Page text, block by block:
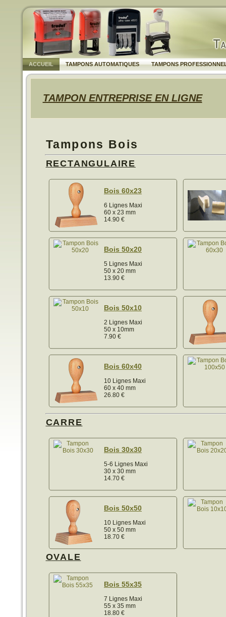
ACCUEIL TAMPONS AUTOMATIQUES TAMPONS
TAMPON ENTREPRISE EN LIGNE
Tampons Bois
RECTANGULAIRE
Bois 60x23
6 Lignes Maxi
60 x 23 mm
14.90 €
Bois 50x20
5 Lignes Maxi
50 x 20 mm
13.90 €
Bois 50x10
2 Lignes Maxi
50 x 10mm
7.90 €
Bois 60x40
10 Lignes Maxi
60 x 40 mm
26.80 €
CARRE
Bois 30x30
5-6 Lignes Maxi
30 x 30 mm
14.70 €
Bois 50x50
10 Lignes Maxi
50 x 50 mm
18.70 €
OVALE
Bois 55x35
7 Lignes Maxi
55 x 35 mm
18.80 €